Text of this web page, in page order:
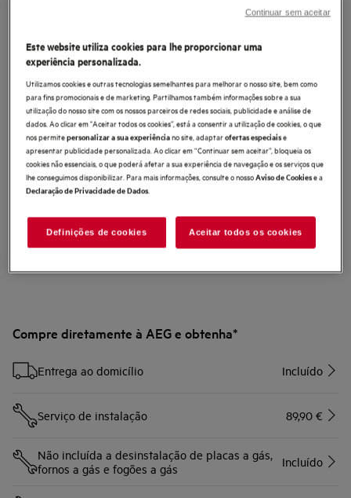
Benefícios
Fervura sob controlo com a placa de indução 7000 SenseBoil®.
O sensor de fervura mantém a fervura da água sob controlo.
Ajusta a velocidade de extração do exaustor de acordo com a potência da
placa.
As instruções e avisos de segurança de acordo com o
regulamento da UE 2023/988 estão listados nos capítulos I e II do
manual do utilizador. Para uma utilização segura do produto, leia o
Compre diretamente à AEG e obtenha*
Entrega ao domicílio Incluído
Serviço de instalação 89,90 €
Não incluída a desinstalação de placas a gás,
fornos a gás e fogões a gás
Incluído
Este website utiliza cookies para lhe proporcionar uma
experiência personalizada.
Utilizamos cookies e outras tecnologias semelhantes para melhorar o nosso site, bem como
para fins promocionais e de marketing. Partilhamos também informações sobre a sua
utilização do nosso site com os nossos parceiros de redes sociais, publicidade e análise de
dados. Ao clicar em "Aceitar todos os cookies”, está a consentir a utilização de cookies, o que
nos permitepersonalizar a sua experiênciano site, adaptarofertas especiaise
apresentar publicidade personalizada. Ao clicar em “Continuar sem aceitar”, bloqueia os
cookies não essenciais, o que poderá afetar a sua experiência de navegação e os serviços que
lhe conseguimos disponibilizar. Para mais informações, consulte o nossoAviso de Cookiese a
Declaração de Privacidade de Dados
Definições de cookies Aceitar todos os cookies
Continuar sem aceitar